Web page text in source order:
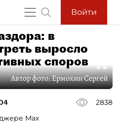
Войти
в
выросло
споров
Автор фото:Ермохин Сергей
2838
Max